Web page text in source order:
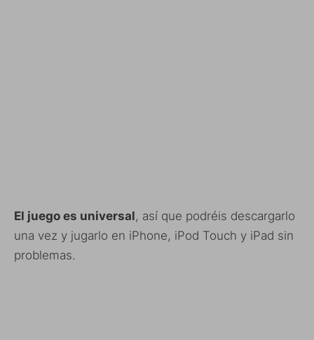
El juego es universal, así que podréis descargarlo
una vez y jugarlo en iPhone, iPod Touch y iPad sin
problemas.